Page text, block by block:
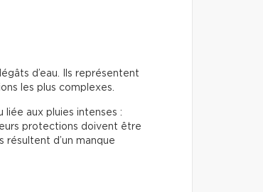
d’eau. Ils représentent
les plus complexes.
liée aux pluies intenses :
protections doivent être
d’un manque